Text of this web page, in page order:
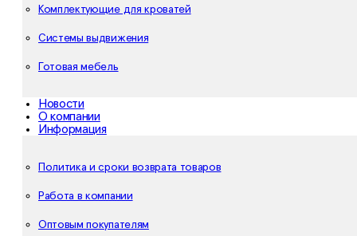
Комплектующие для кроватей
Системы выдвижения
Готовая мебель
Новости
О компании
Информация
Политика и сроки возврата товаров
Работа в компании
Оптовым покупателям